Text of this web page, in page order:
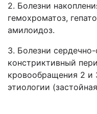
2. Болезни
гемохроматоз,
амилоидоз.
3. Болезни
констриктивный
кровообращения 2 и
этиологии